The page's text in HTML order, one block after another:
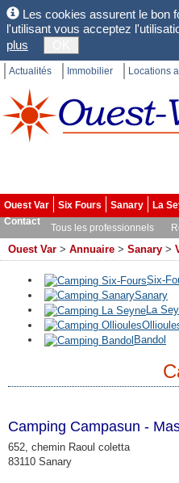
Les cookies assurent le bon
l'utilisant vous acceptez
plus
Actualités Immobilier Locations
Ouest Var Six Fours Sanary La
Contact
Tous les professionnels
Ouest Var > Annuaire > Sanary >
Six-
Sanary
La
Bandol
Camping Campasun -
652, chemin Raoul coletta
83110 Sanary